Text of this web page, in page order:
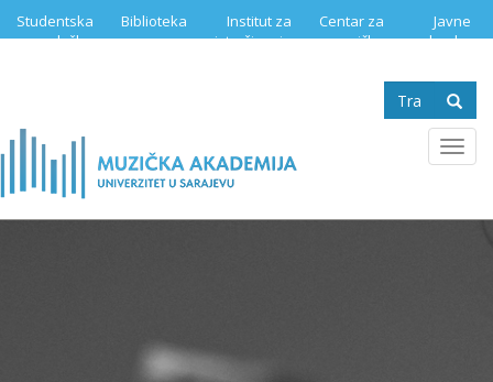
Studentska
služba
Biblioteka
Institut za
istraživanje
Centar za
muzičku
Javne
nabavke
Search
form